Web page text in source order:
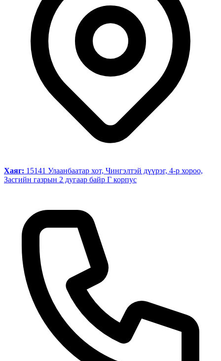
Хаяг: 15141 Улаанбаатар хот, Чингэлтэй дүүрэг, 4-р хороо,
Засгийн газрын 2 дугаар байр Г корпус